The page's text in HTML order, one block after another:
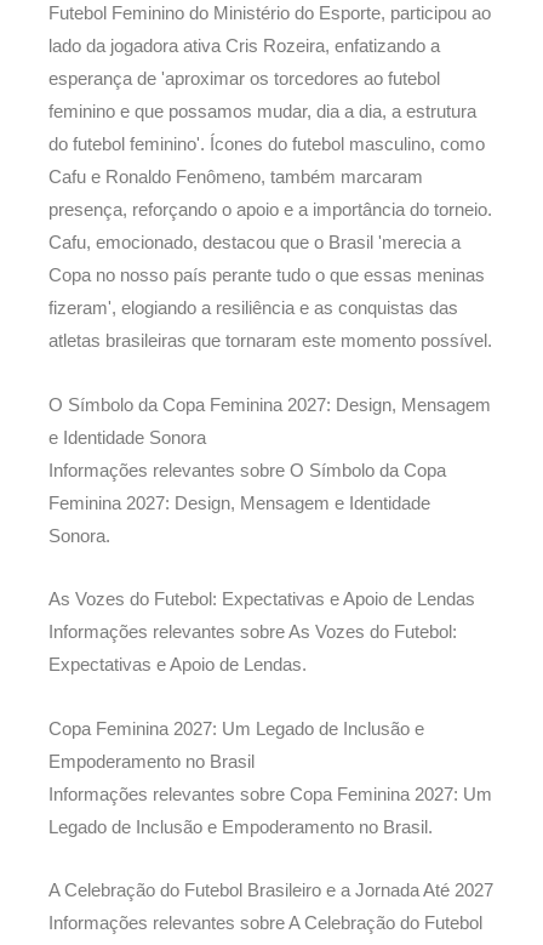
Futebol Feminino do Ministério do Esporte, participou ao
lado da jogadora ativa Cris Rozeira, enfatizando a
esperança de 'aproximar os torcedores ao futebol
feminino e que possamos mudar, dia a dia, a estrutura
do futebol feminino'. Ícones do futebol masculino, como
Cafu e Ronaldo Fenômeno, também marcaram
presença, reforçando o apoio e a importância do torneio.
Cafu, emocionado, destacou que o Brasil 'merecia a
Copa no nosso país perante tudo o que essas meninas
fizeram', elogiando a resiliência e as conquistas das
atletas brasileiras que tornaram este momento possível.
O Símbolo da Copa Feminina 2027: Design, Mensagem
e Identidade Sonora
Informações relevantes sobre O Símbolo da Copa
Feminina 2027: Design, Mensagem e Identidade
Sonora.
As Vozes do Futebol: Expectativas e Apoio de Lendas
Informações relevantes sobre As Vozes do Futebol:
Expectativas e Apoio de Lendas.
Copa Feminina 2027: Um Legado de Inclusão e
Empoderamento no Brasil
Informações relevantes sobre Copa Feminina 2027: Um
Legado de Inclusão e Empoderamento no Brasil.
A Celebração do Futebol Brasileiro e a Jornada Até 2027
Informações relevantes sobre A Celebração do Futebol